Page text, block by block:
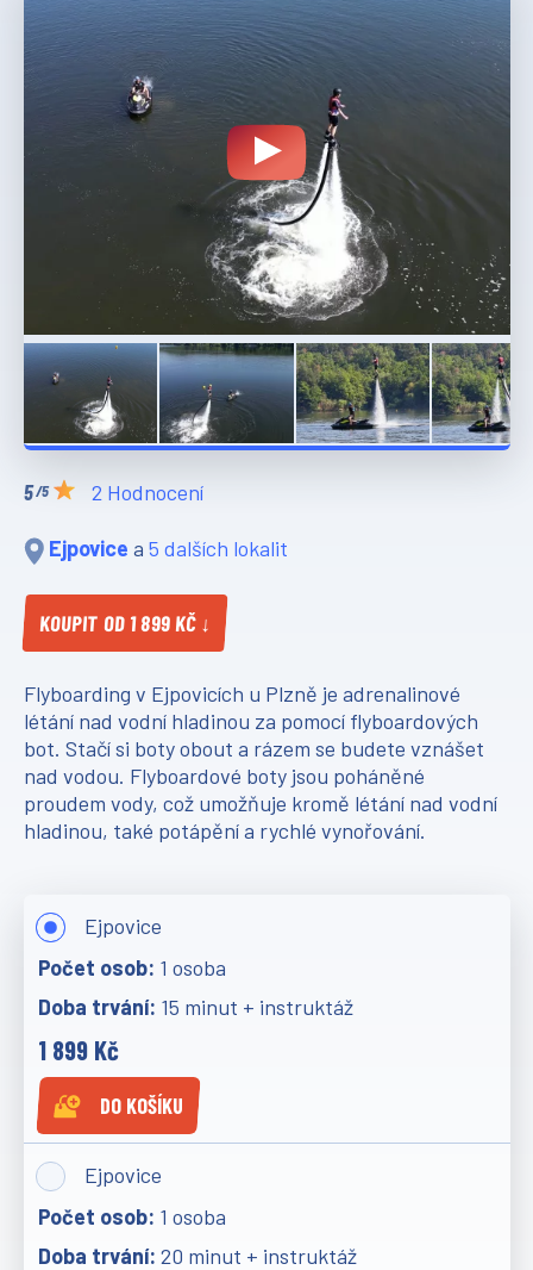
/5 2 Hodnocení
Ejpovice a 5 dalších lokalit
KOUPIT OD 1 899 KČ ↓
Flyboarding v Ejpovicích u Plzně je adrenalinové
létání nad vodní hladinou za pomocí flyboardových
bot. Stačí si boty obout a rázem se budete vznášet
nad vodou. Flyboardové boty jsou poháněné
proudem vody, což umožňuje kromě létání nad vodní
hladinou, také potápění a rychlé vynořování.
Ejpovice
1 osoba
15 minut + instruktáž
1 899 Kč
DO KOŠÍKU
Ejpovice
1 osoba
20 minut + instruktáž